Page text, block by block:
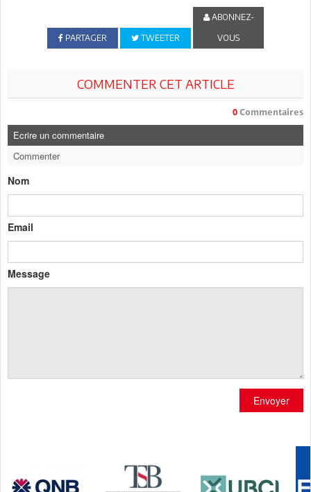
PARTAGER TWEETER
ABONNEZ-
VOUS
COMMENTER CET ARTICLE
0 Commentaires
Ecrire un commentaire
Commenter
Nom
Email
Message
Envoyer